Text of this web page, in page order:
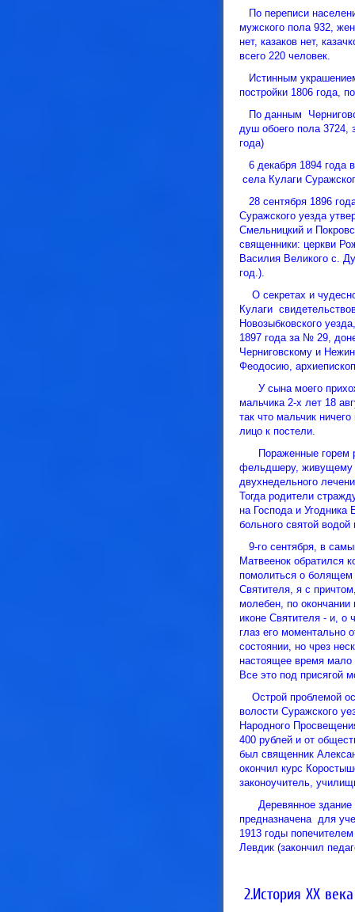
По переписи
мужского пола 932,
нет, казаков нет,
всего 220 человек.
Истинным
постройки 1806 года,
По данным
душ обоего пола 3724,
года)
6 декабря 1894 года
села Кулаги
28 сентября 1896
Суражского уезда
Смельницкий и
священники: церкви
Василия Великого с.
год.).
О секретах и
Кулаги
Новозыбковского
1897 года за № 29,
Черниговскому и
Феодосию,
У сына моего
мальчика 2-х лет 18
так что мальчик
лицо к постели.
Пораженные горем
фельдшеру, живущему
двухнедельного
Тогда родители
на Господа и Угодника
больного святой
9-го сентября, в
Матвеенок обратился
помолиться о
Святителя, я с
молебен, по окончании
иконе Святителя - и, о
глаз его моментально
состоянии, но чрез
настоящее время мало
Все это под присягой
Острой проблемой
волости Суражского
Народного
400 рублей и от
был священник
окончил курс
законоучитель,
Деревянное здание
предназначена для
1913 годы
Левдик (закончил
2.История XX века